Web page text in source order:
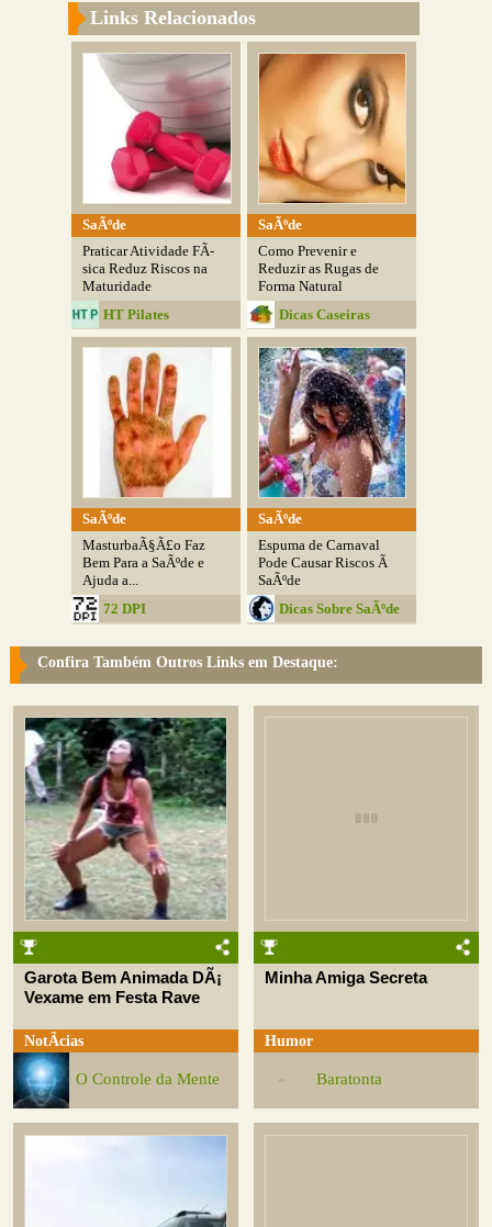
Links Relacionados
SaÃºde
Praticar Atividade FÃ­
sica Reduz Riscos na
Maturidade
HT Pilates
SaÃºde
Como Prevenir e
Reduzir as Rugas de
Forma Natural
Dicas Caseiras
SaÃºde
MasturbaÃ§Ã£o Faz
Bem Para a SaÃºde e
Ajuda a...
72 DPI
SaÃºde
Espuma de Carnaval
Pode Causar Riscos Ã
SaÃºde
Dicas Sobre SaÃºde
Confira Também Outros Links em Destaque:
Garota Bem Animada DÃ¡
Vexame em Festa Rave
NotÃ­cias
O Controle da Mente
Minha Amiga Secreta
Humor
Baratonta